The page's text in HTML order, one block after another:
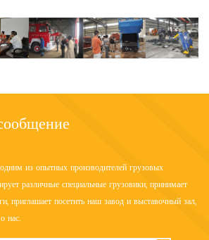
из опытных производителей грузовых
различные специальные грузовики, принимает
приглашает посетить наш завод и выставочный зал,
нас.